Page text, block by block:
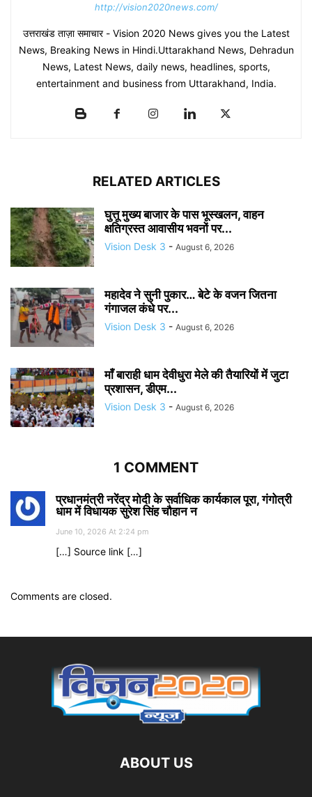
http://vision2020news.com/
उत्तराखंड ताज़ा समाचार - Vision 2020 News gives you the Latest
News, Breaking News in Hindi.Uttarakhand News, Dehradun
News, Latest News, daily news, headlines, sports,
entertainment and business from Uttarakhand, India.
RELATED ARTICLES
घुत्तू मुख्य बाजार के पास भूस्खलन, वाहन
क्षतिग्रस्त आवासीय भवनों पर...
Vision Desk 3 - August 6, 2026
महादेव ने सुनी पुकार… बेटे के वजन जितना
गंगाजल कंधे पर...
Vision Desk 3 - August 6, 2026
माँ बाराही धाम देवीधुरा मेले की तैयारियों में जुटा
प्रशासन, डीएम...
Vision Desk 3 - August 6, 2026
1 COMMENT
प्रधानमंत्री नरेंद्र मोदी के सर्वाधिक कार्यकाल पूरा, गंगोत्री
धाम में विधायक सुरेश सिंह चौहान न
June 10, 2026 At 2:24 pm
[…] Source link […]
Comments are closed.
ABOUT US